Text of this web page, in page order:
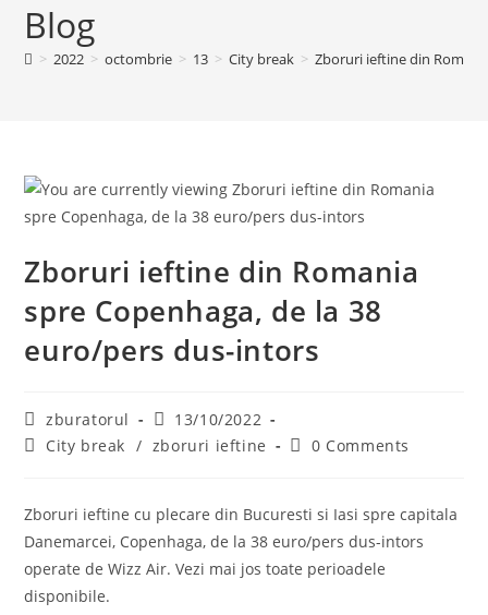
Blog
> 2022 > octombrie > 13 > City break > Zboruri ieftine din
Zboruri ieftine din Romania
spre Copenhaga, de la 38
euro/pers dus-intors
Post
author:
zburatorul
Post
published:
13/10/2022
PostCity break / zboruri ieftine
Post0 Comments
Zboruri ieftine cu plecare din Bucuresti si Iasi spre capitala
Danemarcei, Copenhaga, de la 38 euro/pers dus-intors
operate de Wizz Air. Vezi mai jos toate perioadele
disponibile.